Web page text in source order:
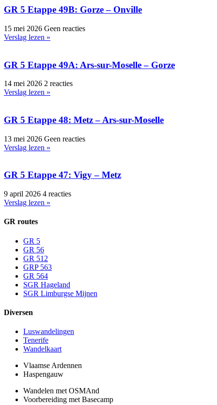
GR 5 Etappe 49B: Gorze – Onville
15 mei 2026 Geen reacties
Verslag lezen »
GR 5 Etappe 49A: Ars-sur-Moselle – Gorze
14 mei 2026 2 reacties
Verslag lezen »
GR 5 Etappe 48: Metz – Ars-sur-Moselle
13 mei 2026 Geen reacties
Verslag lezen »
GR 5 Etappe 47: Vigy – Metz
9 april 2026 4 reacties
Verslag lezen »
GR routes
GR 5
GR 56
GR 512
GRP 563
GR 564
SGR Hageland
SGR Limburgse Mijnen
Diversen
Luswandelingen
Tenerife
Wandelkaart
Vlaamse Ardennen
Haspengauw
Wandelen met OSMAnd
Voorbereiding met Basecamp